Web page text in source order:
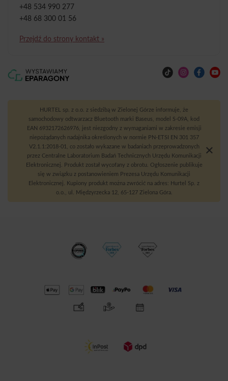
+48 534 990 277
+48 68 300 01 56
Przejdź do strony kontakt »
HURTEL sp. z o.o. z siedzibą w Zielonej Górze informuje, że
samochodowy odtwarzacz Bluetooth marki Baseus, model S-09A, kod
EAN 6932172626976, jest niezgodny z wymaganiami w zakresie emisji
niepożądanych nadajnika określonych w normie PN-ETSI EN 301 357
V2.1.1:2018-01, co zostało wykazane w badaniach przeprowadzonych
przez Centralne Laboratorium Badań Technicznych Urzędu Komunikacji
Elektronicznej. Produkt został wycofany z obrotu. Ogłoszenie publikuje
się w związku z postanowieniem Prezesa Urzędu Komunikacji
Elektronicznej. Kupiony produkt można zwrócić na adres: Hurtel Sp. z
o.o., ul. Międzyrzecka 12, 65-127 Zielona Góra.